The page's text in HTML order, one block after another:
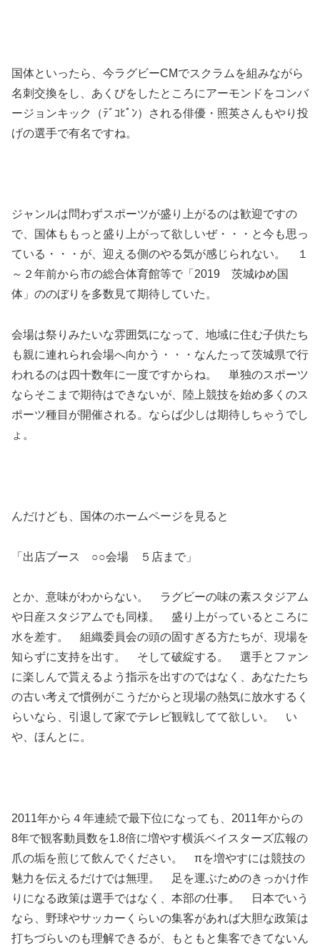
国体といったら、今ラグビーCMでスクラムを組みながら
名刺交換をし、あくびをしたところにアーモンドをコンバ
ージョンキック（ﾃﾞｺﾋﾟﾝ）される俳優・照英さんもやり投
げの選手で有名ですね。
ジャンルは問わずスポーツが盛り上がるのは歓迎ですの
で、国体ももっと盛り上がって欲しいぜ・・・と今も思っ
ている・・・が、迎える側のやる気が感じられない。 １
～２年前から市の総合体育館等で「2019 茨城ゆめ国
体」ののぼりを多数見て期待していた。
会場は祭りみたいな雰囲気になって、地域に住む子供たち
も親に連れられ会場へ向かう・・・なんたって茨城県で行
われるのは四十数年に一度ですからね。 単独のスポーツ
ならそこまで期待はできないが、陸上競技を始め多くのス
ポーツ種目が開催される。ならば少しは期待しちゃうでし
ょ。
んだけども、国体のホームページを見ると
「出店ブース ○○会場 ５店まで」
とか、意味がわからない。 ラグビーの味の素スタジアム
や日産スタジアムでも同様。 盛り上がっているところに
水を差す。 組織委員会の頭の固すぎる方たちが、現場を
知らずに支持を出す。 そして破綻する。 選手とファン
に楽しんで貰えるよう指示を出すのではなく、あなたたち
の古い考えで慣例がこうだからと現場の熱気に放水するく
らいなら、引退して家でテレビ観戦してて欲しい。 い
や、ほんとに。
2011年から４年連続で最下位になっても、2011年からの
8年で観客動員数を1.8倍に増やす横浜ベイスターズ広報の
爪の垢を煎じて飲んでください。 πを増やすには競技の
魅力を伝えるだけでは無理。 足を運ぶためのきっかけ作
りになる政策は選手ではなく、本部の仕事。 日本でいう
なら、野球やサッカーくらいの集客があれば大胆な政策は
打ちづらいのも理解できるが、もともと集客できてないん